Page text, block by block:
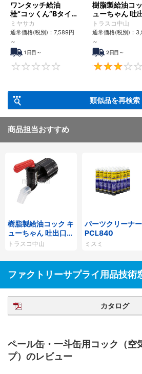
ワンタッチ給油
栓“コッくん”Bタイ
プ
ミヤサカ
通常価格(税別)： 7,589円
～
1日目～
0
樹脂製給油コ
ューちゃん 吐
径：40mm/
トラスコ中山
通常価格(税別)：
～
2日目～
類似品を再検索
商品担当おすすめ
樹脂製給油コック キ
ューちゃん 吐出口
径：40mm/50mm
トラスコ中山
パーツクリーナ
PCL840
ミスミ
ファクトリーサプライ用品技術
カタログ
ペール缶・一斗缶用コック（空
プ）のレビュー